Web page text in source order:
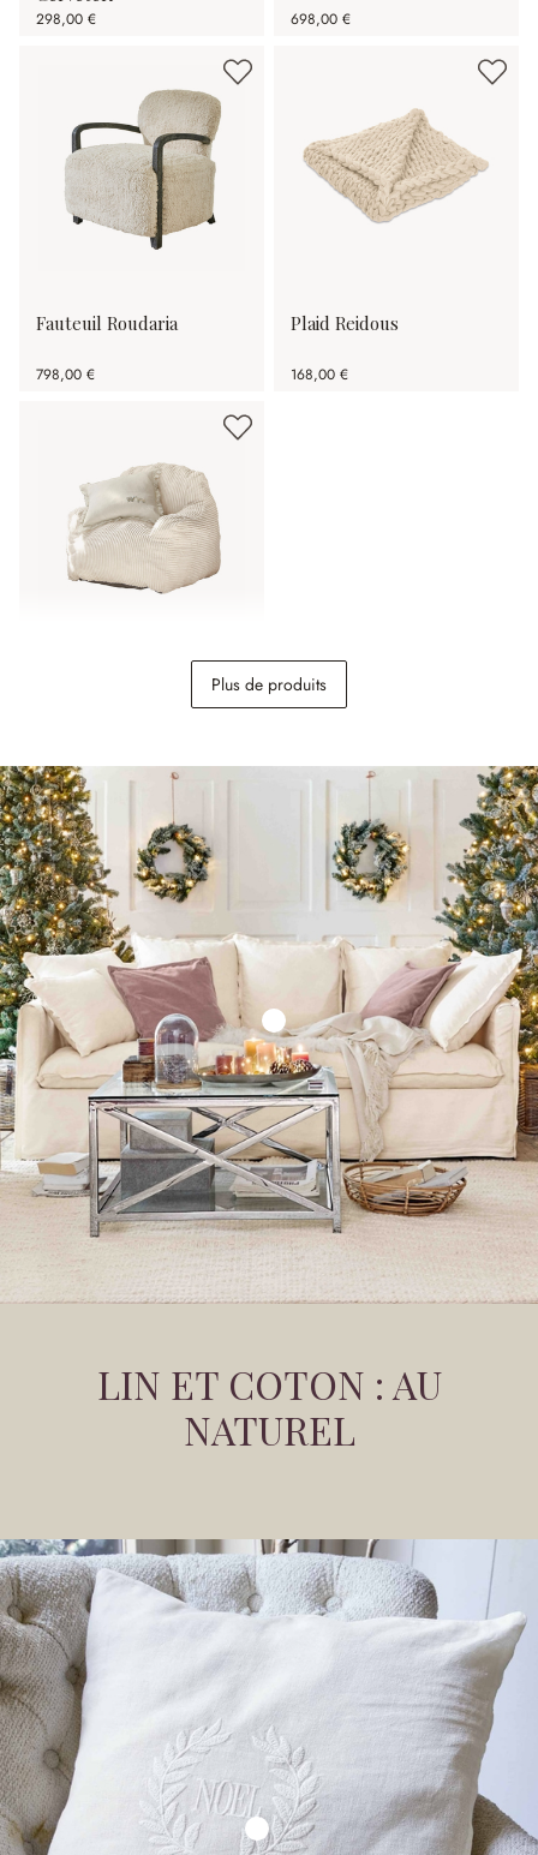
298,00 € 698,00 €
Fauteuil Roudaria
798,00 €
Plaid Reidous
168,00 €
Plus de produits
LIN ET COTON : AU
NATUREL